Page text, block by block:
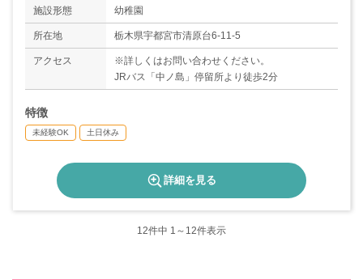
施設形態 幼稚園
所在地 栃木県宇都宮市清原台6-11-5
アクセス
※詳しくはお問い合わせください。
JRバス「中ノ島」停留所より徒歩2分
特徴
未経験OK 土日休み
詳細を見る
12件中 1～12件表示